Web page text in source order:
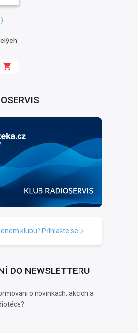
klubu? Přihlašte se
DO NEWSLETTERU
o novinkách, akcích a